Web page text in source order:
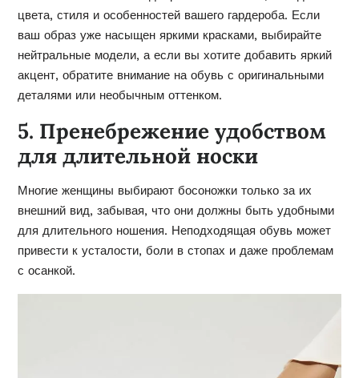
цвета, стиля и особенностей вашего гардероба. Если
ваш образ уже насыщен яркими красками, выбирайте
нейтральные модели, а если вы хотите добавить яркий
акцент, обратите внимание на обувь с оригинальными
деталями или необычным оттенком.
5. Пренебрежение удобством
для длительной носки
Многие женщины выбирают босоножки только за их
внешний вид, забывая, что они должны быть удобными
для длительного ношения. Неподходящая обувь может
привести к усталости, боли в стопах и даже проблемам
с осанкой.